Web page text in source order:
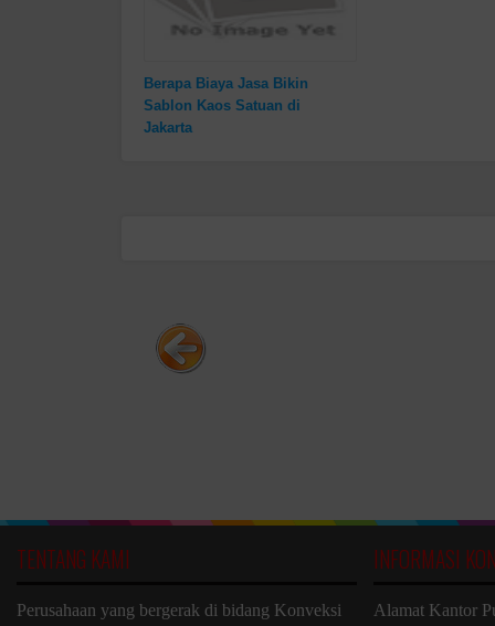
Berapa Biaya Jasa Bikin
Sablon Kaos Satuan di
Jakarta
TENTANG KAMI
Perusahaan yang bergerak di bidang Konveksi
INFORMASI
Alamat Kantor